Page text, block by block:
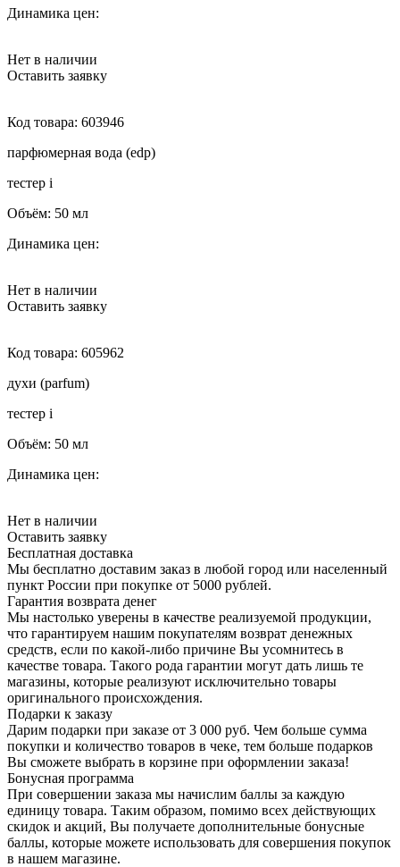
Динамика цен:
Нет в наличии
Оставить заявку
Код товара: 603946
парфюмерная вода (edp)
тестер i
Объём: 50 мл
Динамика цен:
Нет в наличии
Оставить заявку
Код товара: 605962
духи (parfum)
тестер i
Объём: 50 мл
Динамика цен:
Нет в наличии
Оставить заявку
Бесплатная доставка
Мы бесплатно доставим заказ в любой город или населенный
пункт России при покупке от 5000 рублей.
Гарантия возврата денег
Мы настолько уверены в качестве реализуемой продукции,
что гарантируем нашим покупателям возврат денежных
средств, если по какой-либо причине Вы усомнитесь в
качестве товара. Такого рода гарантии могут дать лишь те
магазины, которые реализуют исключительно товары
оригинального происхождения.
Подарки к заказу
Дарим подарки при заказе от 3 000 руб. Чем больше сумма
покупки и количество товаров в чеке, тем больше подарков
Вы сможете выбрать в корзине при оформлении заказа!
Бонусная программа
При совершении заказа мы начислим баллы за каждую
единицу товара. Таким образом, помимо всех действующих
скидок и акций, Вы получаете дополнительные бонусные
баллы, которые можете использовать для совершения покупок
в нашем магазине.